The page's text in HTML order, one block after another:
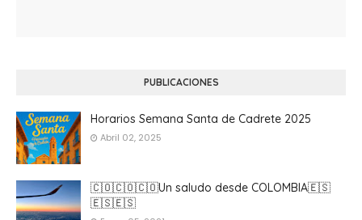
PUBLICACIONES
Horarios Semana Santa de Cadrete 2025
Abril 02, 2025
🇨🇴🇨🇴🇨🇴Un saludo desde COLOMBIA🇪🇸
🇪🇸🇪🇸